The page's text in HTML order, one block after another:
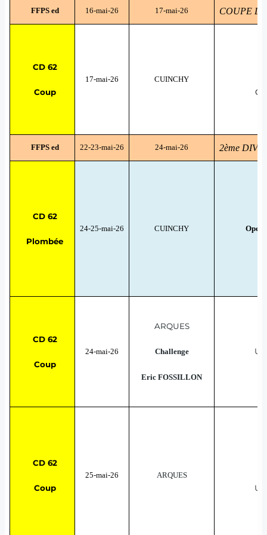
FFPS ed 16-mai-26 17-mai-26 COUPE
CD 62
Coup
17-mai-26 CUINCHY
FFPS ed 22-23-mai-26 24-mai-26 2ème
CD 62
Plombée
24-25-mai-26 CUINCHY Open
CD 62
Coup
24-mai-26
ARQUES
Challenge
Eric FOSSILLON
CD 62
Coup
25-mai-26 ARQUES